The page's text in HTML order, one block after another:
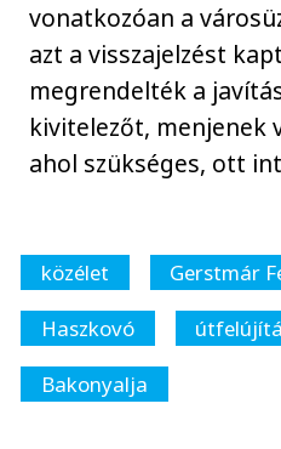
vonatkozóan a
azt a visszajelzést
megrendelték a
kivitelezőt, menjenek
ahol szükséges, ott
közélet Gerstmár
Haszkovó
Bakonyalja